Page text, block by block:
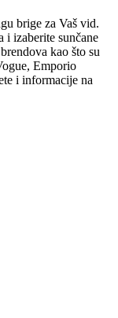
brige za Vaš vid.
i izaberite sunčane
kao što su
Emporio
i informacije na